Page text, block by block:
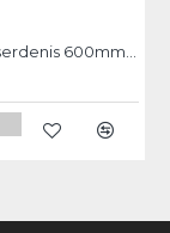
Atslēgas serdenis 600mm Strend pro